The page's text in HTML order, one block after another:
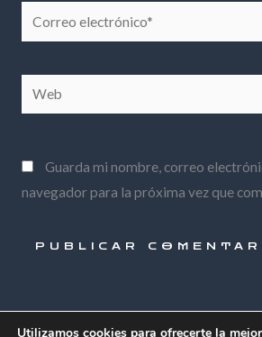
Correo
electrónico*
Web
Guarda mi nombre, correo
navegador para la próxima vez que
Utilizamos cookies para ofrecerte la